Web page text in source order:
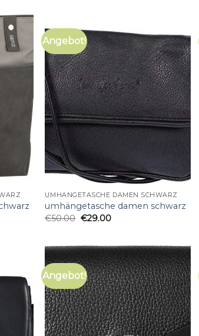
Angebot!
UMHÄNGETASCHE DAMEN SCHWARZ
umhängetasche damen schwarz
€50.00 €29.00
Angebot!